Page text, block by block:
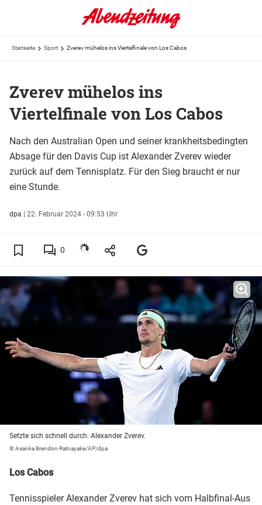
Startseite Sport Zverev mühelos ins Viertelfinale von Los Cabos
Zverev mühelos ins
Viertelfinale von Los Cabos
Nach den Australian Open und seiner krankheitsbedingten
Absage für den Davis Cup ist Alexander Zverev wieder
zurück auf dem Tennisplatz. Für den Sieg braucht er nur
eine Stunde.
dpa | 22. Februar 2024 - 09:53 Uhr
0
Setzte sich schnell durch: Alexander Zverev.
© Asanka Brendon Ratnayake/AP/dpa
Los Cabos
Tennisspieler Alexander Zverev hat sich vom Halbfinal-Aus